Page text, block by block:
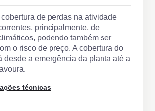
de perdas na atividade
principalmente, de
podendo também ser
o risco de preço. A cobertura do
desde a emergência da planta até a
técnicas